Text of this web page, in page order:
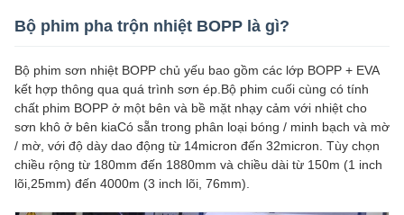
Bộ phim pha trộn nhiệt BOPP là gì?
Bộ phim sơn nhiệt BOPP chủ yếu bao gồm các lớp BOPP + EVA
kết hợp thông qua quá trình sơn ép.Bộ phim cuối cùng có tính
chất phim BOPP ở một bên và bề mặt nhạy cảm với nhiệt cho
sơn khô ở bên kiaCó sẵn trong phân loại bóng / minh bạch và mờ
/ mờ, với độ dày dao động từ 14micron đến 32micron. Tùy chọn
chiều rộng từ 180mm đến 1880mm và chiều dài từ 150m (1 inch
lõi,25mm) đến 4000m (3 inch lõi, 76mm).